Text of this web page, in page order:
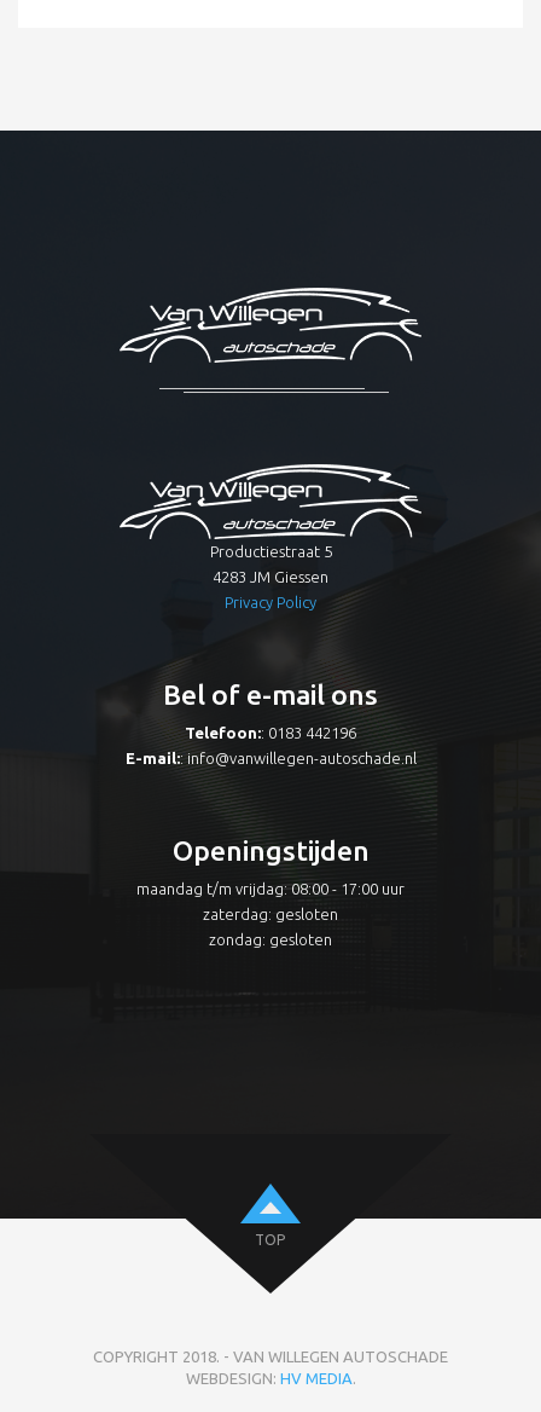
Productiestraat 5
4283 JM Giessen
Privacy Policy
Bel of e-mail ons
Telefoon:: 0183 442196
E-mail:: info@vanwillegen-autoschade.nl
Openingstijden
maandag t/m vrijdag: 08:00 - 17:00 uur
zaterdag: gesloten
zondag: gesloten
TOP
COPYRIGHT 2018. - VAN WILLEGEN AUTOSCHADE
WEBDESIGN: HV MEDIA.